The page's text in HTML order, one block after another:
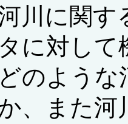
川に関す
タに対して
どのような
、また河